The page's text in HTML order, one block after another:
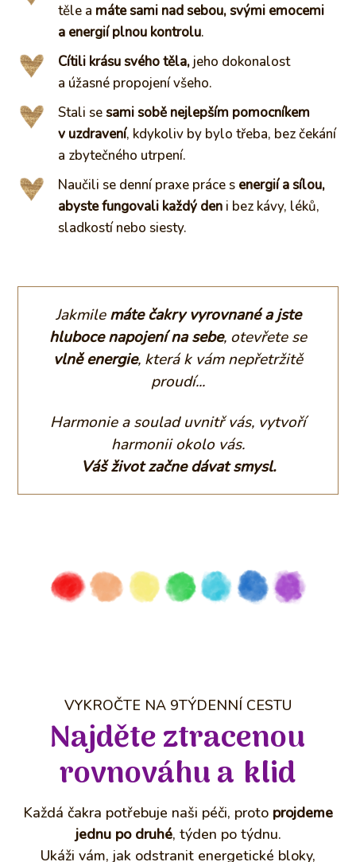
těle a máte sami nad sebou, svými emocemi
a energií plnou kontrolu.
Cítili krásu svého těla,jeho dokonalost
a úžasné propojení všeho.
Stali sesami sobě nejlepším pomocníkem
v uzdravení, kdykoliv by bylo třeba, bez čekání
a zbytečného utrpení.
Naučili se denní praxe práce s energií a sílou,
abyste fungovali každý den i bez kávy, léků,
sladkostí nebo siesty.
Jakmilemáte čakry vyrovnané a jste
hluboce napojení na sebe, otevřete se
vlně energie, která k vám nepřetržitě
proudí...
Harmonie a soulad uvnitř vás, vytvoří
harmonii okolo vás.
Váš život začne dávat smysl.
VYKROČTE NA 9TÝDENNÍ CESTU
Najděte ztracenou
rovnováhu a klid
Každá čakra potřebuje naši péči, proto projdeme
jednu po druhé, týden po týdnu.
Ukáži vám, jak odstranit energetické bloky,